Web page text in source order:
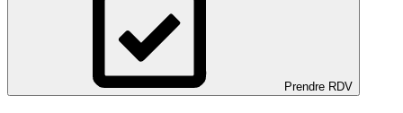
Prendre RDV